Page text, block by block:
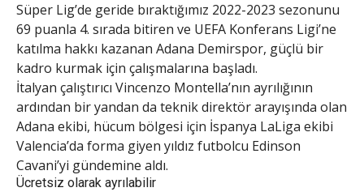
Süper Lig’de geride bıraktığımız 2022-2023 sezonunu
69 puanla 4. sırada bitiren ve UEFA Konferans Ligi’ne
katılma hakkı kazanan Adana Demirspor, güçlü bir
kadro kurmak için çalışmalarına başladı.
İtalyan çalıştırıcı Vincenzo Montella’nın ayrılığının
ardından bir yandan da teknik direktör arayışında olan
Adana ekibi, hücum bölgesi için İspanya LaLiga ekibi
Valencia’da forma giyen yıldız futbolcu Edinson
Cavani’yi gündemine aldı.
Ücretsiz olarak ayrılabilir